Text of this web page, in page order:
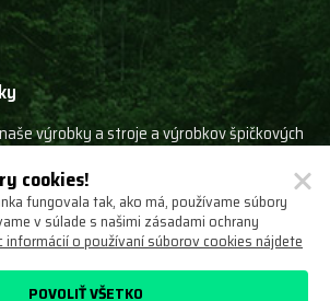
výrobky a stroje a výrobkov špičkových
údajovObchodné podmienky
cookies!
fungovala tak, ako má, používame súbory
v súlade s našimi zásadami ochrany
informácií o používaní súborov cookies nájdete
POVOLIŤ VŠETKO